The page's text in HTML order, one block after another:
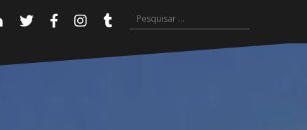
Twitter Instagram
Tumblr
Pesquisar
por: